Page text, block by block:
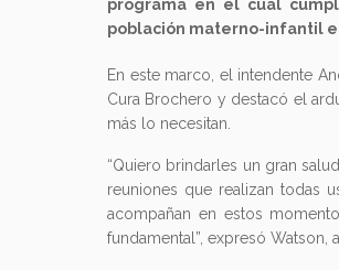
programa en el cual
población materno-infantil
En este marco, el intendente
Cura Brochero y destacó el
más lo necesitan.
“Quiero brindarles un gran
reuniones que realizan todas
acompañan en estos
fundamental”, expresó Watson,